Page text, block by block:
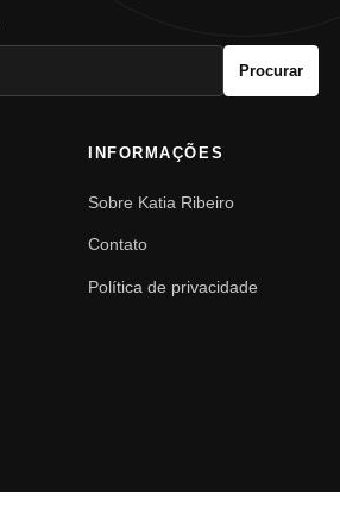
Procurar
INFORMAÇÕES
Sobre Katia Ribeiro
Contato
Política de privacidade